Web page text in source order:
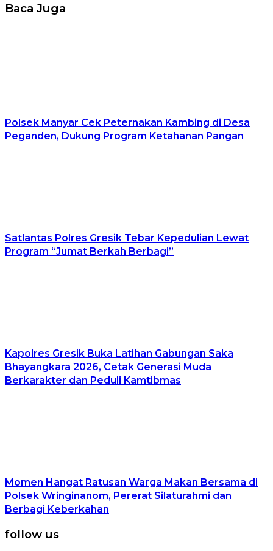
Baca Juga
Polsek Manyar Cek Peternakan Kambing di Desa
Peganden, Dukung Program Ketahanan Pangan
Satlantas Polres Gresik Tebar Kepedulian Lewat
Program “Jumat Berkah Berbagi”
Kapolres Gresik Buka Latihan Gabungan Saka
Bhayangkara 2026, Cetak Generasi Muda
Berkarakter dan Peduli Kamtibmas
Momen Hangat Ratusan Warga Makan Bersama di
Polsek Wringinanom, Pererat Silaturahmi dan
Berbagi Keberkahan
follow us